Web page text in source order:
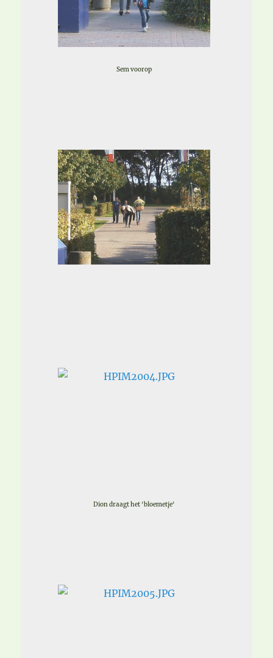
Sem voorop
Dion draagt het 'bloemetje'